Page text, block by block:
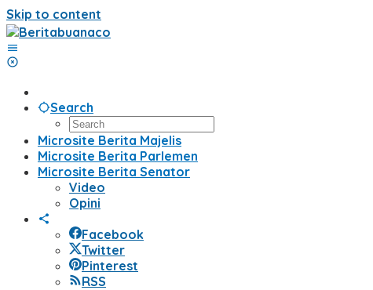
Skip to content
Search
Microsite Berita Majelis
Microsite Berita Parlemen
Microsite Berita Senator
Video
Opini
Facebook
Twitter
Pinterest
RSS